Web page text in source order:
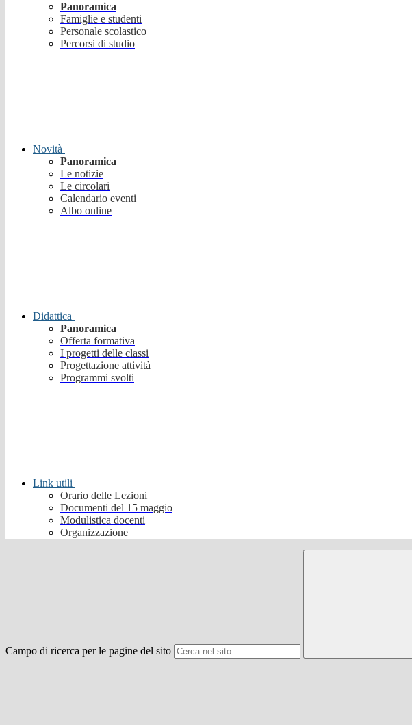
Panoramica
Famiglie e studenti
Personale scolastico
Percorsi di studio
Novità
Panoramica
Le notizie
Le circolari
Calendario eventi
Albo online
Didattica
Panoramica
Offerta formativa
I progetti delle classi
Progettazione attività
Programmi svolti
Link utili
Orario delle Lezioni
Documenti del 15 maggio
Modulistica docenti
Organizzazione
Campo di ricerca per le pagine del sito